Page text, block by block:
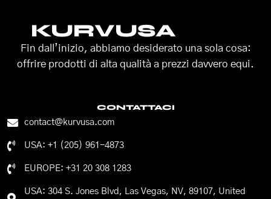
KURVUSA
Fin dall’inizio, abbiamo desiderato una sola cosa:
offrire prodotti di alta qualità a prezzi davvero equi.
CONTATTACI
contact@kurvusa.com
USA: +1 (205) 961-4873
EUROPE: +31 20 308 1283
USA: 304 S. Jones Blvd, Las Vegas, NV, 89107, United